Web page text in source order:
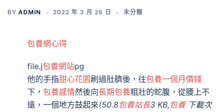
BY ADMIN 2022 年 3 月 26 日 未分類
包養網心得
file.j包養網站pg
他的手指甜心花園刷過肚臍後，往包養一個月價錢
下， 包養感情然後向長期包養粗壯的蛇腹，從腰上不
遠，一個地方鼓起來(50.8 包養站長3 KB, 包養下載次